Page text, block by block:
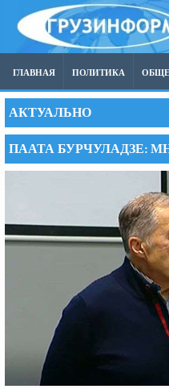
ГЛАВНАЯ ПОЛИТИКА
АКТУАЛЬНО
ПААТА БУРЧУЛАДЗЕ: